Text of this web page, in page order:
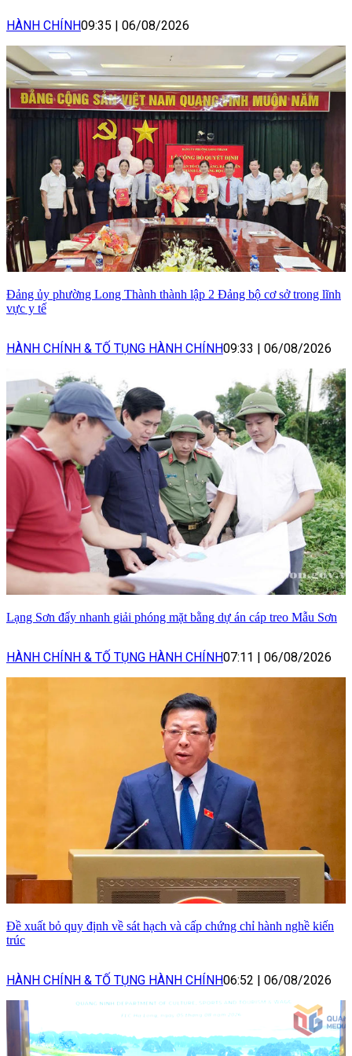
HÀNH CHÍNH09:35 06/08/2026
Đảng ủy phường Long Thành thành lập 2 Đảng bộ cơ sở trong lĩnh
vực y tế
HÀNH CHÍNH & TỐ TỤNG HÀNH CHÍNH09:33 06/08/2026
Lạng Sơn đẩy nhanh giải phóng mặt bằng dự án cáp treo Mẫu Sơn
HÀNH CHÍNH & TỐ TỤNG HÀNH CHÍNH07:11 06/08/2026
Đề xuất bỏ quy định về sát hạch và cấp chứng chỉ hành nghề kiến
trúc
HÀNH CHÍNH & TỐ TỤNG HÀNH CHÍNH06:52 | 06/08/2026